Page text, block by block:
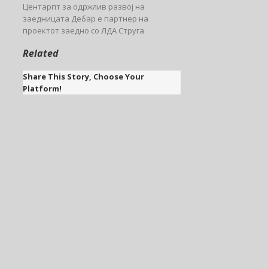
Центарпт за одржлив развој на
заедницата Дебар е партнер на
проектот заедно со ЛДА Струга
Related
Share This Story, Choose Your
Platform!